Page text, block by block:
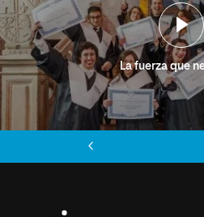
La fuerza que